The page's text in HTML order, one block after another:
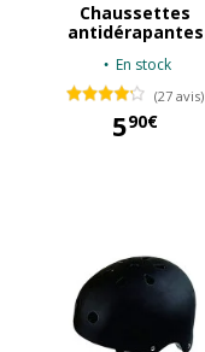
Chaussettes
antidérapantes
En stock
(27 avis)
590€